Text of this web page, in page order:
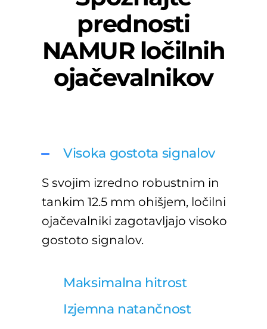
prednosti
NAMUR ločilnih
ojačevalnikov
Visoka gostota signalov
S svojim izredno robustnim in
tankim 12.5 mm ohišjem, ločilni
ojačevalniki zagotavljajo visoko
gostoto signalov.
Maksimalna hitrost
Izjemna natančnost